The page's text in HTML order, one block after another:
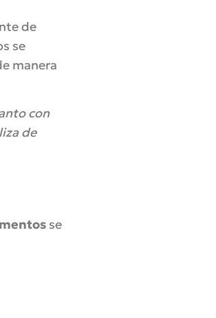
de
se
manera
con
de
se